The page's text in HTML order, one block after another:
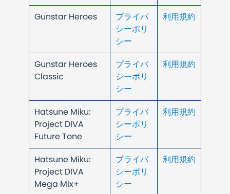
Gunstar Heroes
プライバ
シーポリ
シー
利用規約
Gunstar Heroes
Classic
プライバ
シーポリ
シー
利用規約
Hatsune Miku:
Project DIVA
Future Tone
プライバ
シーポリ
シー
利用規約
Hatsune Miku:
Project DIVA
Mega Mix+
プライバ
シーポリ
シー
利用規約